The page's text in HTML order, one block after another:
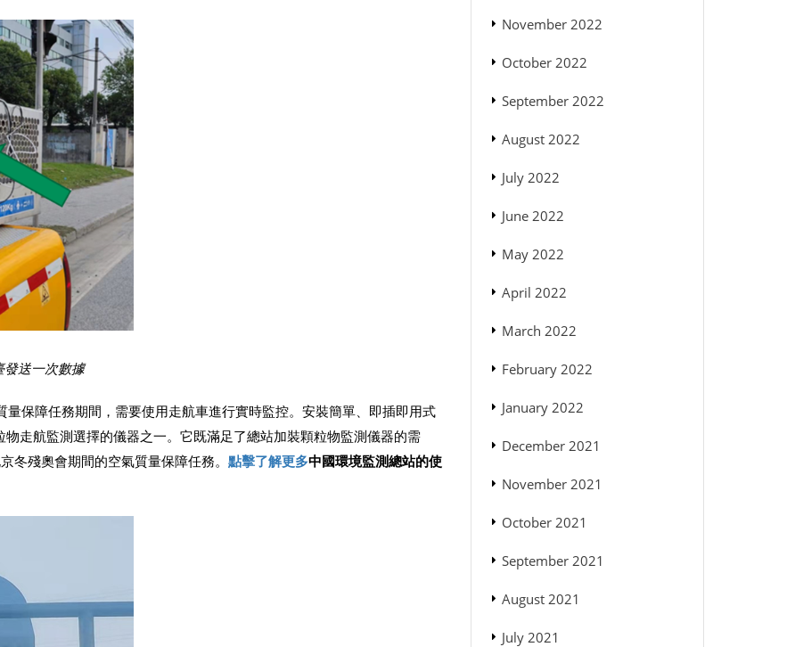
發送一次數據
保障任務期間，需要使用走航車進行實時監控。安裝簡單、即插即用式
走航監測選擇的儀器之一。它既滿足了總站加裝顆粒物監測儀器的需
冬殘奧會期間的空氣質量保障任務。 點擊了解更多中國環境監測總站的使
November 2022
October 2022
September 2022
August 2022
July 2022
June 2022
May 2022
April 2022
March 2022
February 2022
January 2022
December 2021
November 2021
October 2021
September 2021
August 2021
July 2021